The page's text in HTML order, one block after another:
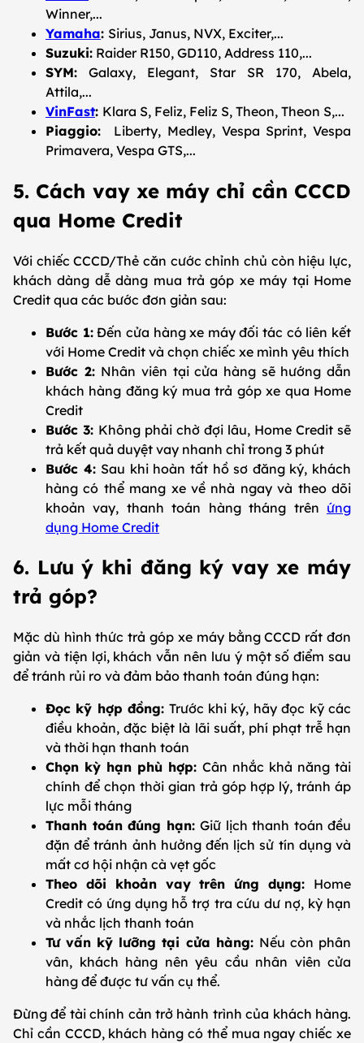
Winner,...
Yamaha: Sirius, Janus, NVX, Exciter,...
Suzuki: Raider R150, GD110, Address 110,...
SYM: Galaxy, Elegant, Star SR 170, Abela,
Attila,...
VinFast: Klara S, Feliz, Feliz S, Theon, Theon S,...
Piaggio:
Liberty, Medley, Vespa Sprint, Vespa
Primavera, Vespa GTS,...
5. Cách vay xe máy chỉ cần CCCD
qua Home Credit
Với chiếc CCCD/Thẻ căn cước chỉnh chủ còn hiệu lực,
khách dàng dễ dàng mua trả góp xe máy tại Home
Credit qua các bước đơn giản sau:
Bước 1:Đến cửa hàng xe máy đối tác có liên kết
với Home Credit và chọn chiếc xe mình yêu thích
Bước 2: Nhân viên tại cửa hàng sẽ hướng dẫn
khách hàng đăng ký mua trả góp xe qua Home
Credit
Bước 3: Không phải chờ đợi lâu, Home Credit sẽ
trả kết quả duyệt vay nhanh chỉ trong 3 phút
Bước 4: Sau khi hoàn tất hồ sơ đăng ký, khách
hàng có thể mang xe về nhà ngay và theo dõi
khoản vay, thanh toán hàng tháng trên ứng
dụng Home Credit
6. Lưu ý khi đăng ký vay xe máy
trả góp?
Mặc dù hình thức trả góp xe máy bằng CCCD rất đơn
giản và tiện lợi, khách vẫn nên lưu ý một số điểm sau
để tránh rủi ro và đảm bảo thanh toán đúng hạn:
Đọc kỹ hợp đồng: Trước khi ký, hãy đọc kỹ các
điều khoản, đặc biệt là lãi suất, phí phạt trễ hạn
và thời hạn thanh toán
Chọn kỳ hạn phù hợp: Cân nhắc khả năng tài
chính để chọn thời gian trả góp hợp lý, tránh áp
lực mỗi tháng
Thanh toán đúng hạn: Giữ lịch thanh toán đều
đặn để tránh ảnh hưởng đến lịch sử tín dụng và
mất cơ hội nhận cà vẹt gốc
Theo dõi khoản vay trên ứng dụng: Home
Credit có ứng dụng hỗ trợ tra cứu dư nợ, kỳ hạn
và nhắc lịch thanh toán
Tư vấn kỹ lưỡng tại cửa hàng: Nếu còn phân
vân, khách hàng nên yêu cầu nhân viên cửa
hàng để được tư vấn cụ thể.
Đừng để tài chính cản trở hành trình của khách hàng.
Chỉ cần CCCD, khách hàng có thể mua ngay chiếc xe